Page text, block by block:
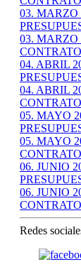
03. MARZO
03. MARZO
04. ABRIL
04. ABRIL
05. MAYO
05. MAYO
06. JUNIO
06. JUNIO
Redes